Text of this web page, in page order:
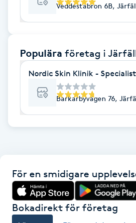
Face framing
Faceliftmassage
Fet hårbotten
Fettreducering
Fillers
Fotmassage
Veddestabron 6B,
Populära företag i
Nordic Skin Klinik -
Barkarbyvägen 76,
För en smidigare
Bokadirekt för företag